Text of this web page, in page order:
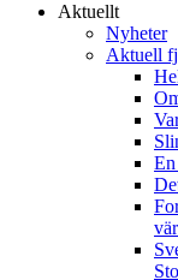
Aktuellt
Nyheter
Aktuell